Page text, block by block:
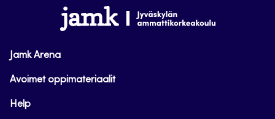
www.jamk.fi
Jamk Arena
Avoimet oppimateriaalit
Help